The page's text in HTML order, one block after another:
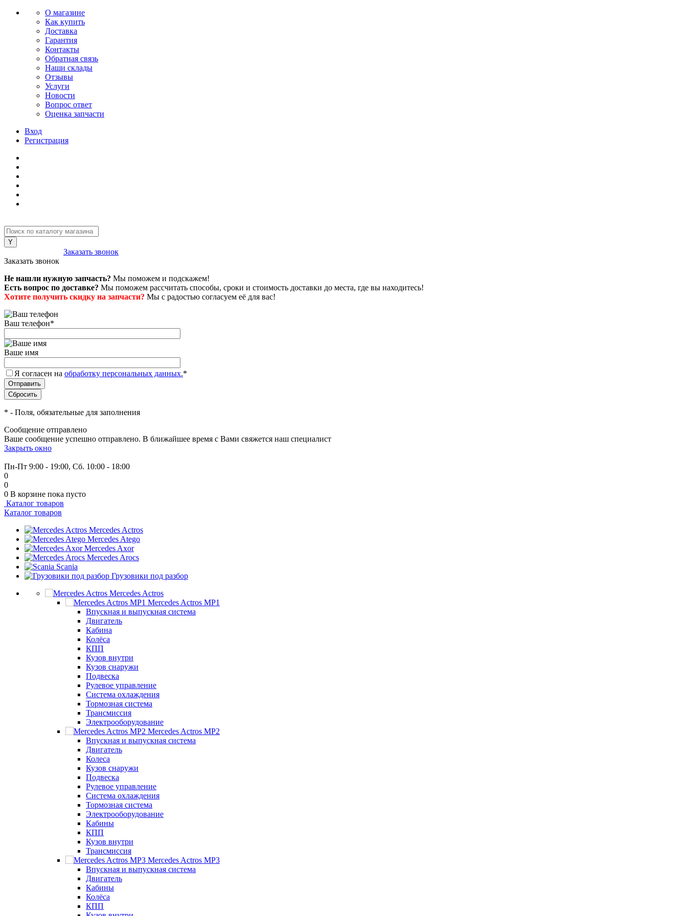
О магазине
Как купить
Доставка
Гарантия
Контакты
Обратная связь
Наши склады
Отзывы
Услуги
Новости
Вопрос ответ
Оценка запчасти
Вход
Регистрация
Заказать звонок
Заказать звонок
Не нашли нужную запчасть? Мы поможем и подскажем!
Есть вопрос по доставке? Мы поможем рассчитать способы, сроки и стоимость доставки до места, где вы находитесь!
Хотите получить скидку на запчасти? Мы с радостью согласуем её для вас!
Ваш телефон*
Ваше имя
Я согласен на обработку персональных данных.*
* - Поля, обязательные для заполнения
Сообщение отправлено
Ваше сообщение успешно отправлено. В ближайшее время с Вами свяжется наш специалист
Закрыть окно
Пн-Пт 9:00 - 19:00, Сб. 10:00 - 18:00
0
0
0 В корзине пока пусто
Каталог товаров
Каталог товаров
Mercedes Actros
Mercedes Atego
Mercedes Axor
Mercedes Arocs
Scania
Грузовики под разбор
Mercedes Actros
Mercedes Actros MP1
Впускная и выпускная система
Двигатель
Кабина
Колёса
КПП
Кузов внутри
Кузов снаружи
Подвеска
Рулевое управление
Система охлаждения
Тормозная система
Трансмиссия
Электрооборудование
Mercedes Actros MP2
Впускная и выпускная система
Двигатель
Колеса
Кузов снаружи
Подвеска
Рулевое управление
Система охлаждения
Тормозная система
Электрооборудование
Кабины
КПП
Кузов внутри
Трансмиссия
Mercedes Actros MP3
Впускная и выпускная система
Двигатель
Кабины
Колёса
КПП